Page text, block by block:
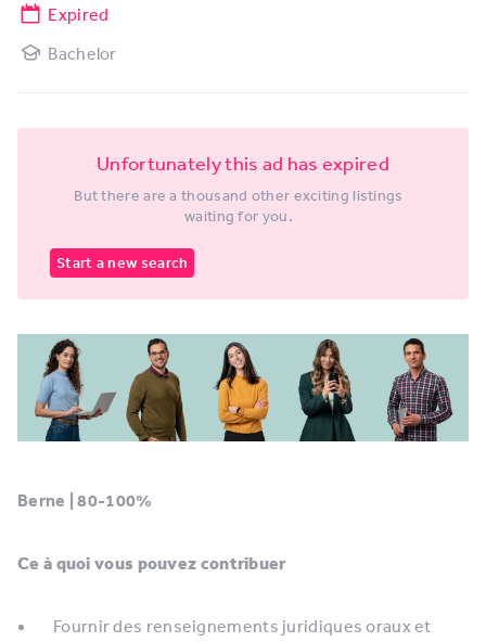
Expired
Bachelor
Unfortunately this ad has expired
But there are a thousand other exciting listings
waiting for you.
Start a new search
Berne | 80-100%
Ce à quoi vous pouvez contribuer
Fournir des renseignements juridiques oraux et